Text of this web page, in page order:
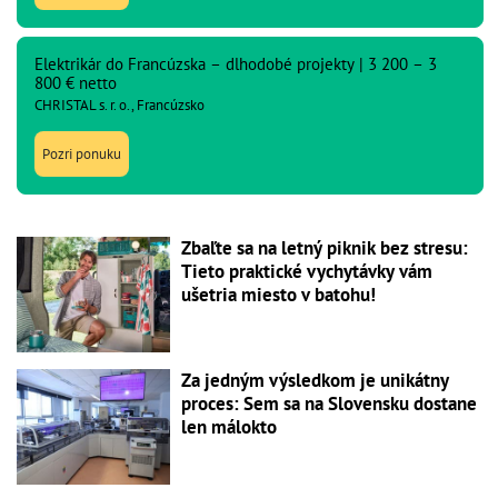
Elektrikár do Francúzska – dlhodobé projekty | 3 200 – 3
800 € netto
CHRISTAL s. r. o., Francúzsko
Pozri ponuku
Zbaľte sa na letný piknik bez stresu:
Tieto praktické vychytávky vám
ušetria miesto v batohu!
Za jedným výsledkom je unikátny
proces: Sem sa na Slovensku dostane
len málokto